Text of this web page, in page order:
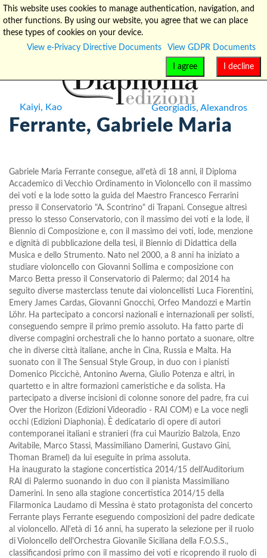
info@diaphonia.net +39-090-8931952
Kaiyi, Kao Georgiadis, Alexandros
Ferrante, Gabriele Maria
Gabriele Maria Ferrante consegue, all'età di 18 anni, il Diploma
Accademico di Vecchio Ordinamento in Violoncello con il massimo
dei voti e la lode sotto la guida del Maestro Francesco Ferrarini
presso il Conservatorio "A. Scontrino" di Trapani. Consegue altresì
presso lo stesso Conservatorio, con il massimo dei voti e la lode, il
Biennio di Composizione e, con il massimo dei voti, lode, menzione
e dignità di pubblicazione della tesi, il Biennio di Didattica della
Musica e dello Strumento. Nato nel 2000, a 8 anni ha iniziato a
studiare violoncello con Giovanni Sollima e composizione con
Marco Betta presso il Conservatorio di Palermo; dal 2014 ha
seguito diverse masterclass tenute dai violoncellisti Luca Fiorentini,
Emery James Cardas, Giovanni Gnocchi, Orfeo Mandozzi e Martin
Löhr. Ha partecipato a concorsi nazionali e internazionali per solisti,
conseguendo sempre il primo premio assoluto. Ha fatto parte di
diverse compagini orchestrali che lo hanno portato a suonare, oltre
che in diverse città italiane, anche in Cina, Russia e Malta. Ha
suonato con il The Sensual Style Group, in duo con i pianisti
Domenico Piccichè, Antonino Averna, Giulio Potenza e altri, in
quartetto e in altre formazioni cameristiche e da solista. Ha
partecipato a diverse incisioni di colonne sonore del padre, fra cui
Over the Horizon (Edizioni Videoradio - RAI COM) e La voce negli
occhi (Edizioni Diaphonia). È dedicatario di opere di autori
contemporanei italiani e stranieri (fra cui Maurizio Balzola, Enzo
Avitabile, Marco Stassi, Massimiliano Damerini, Gustavo Gini,
Thoman Bramel) da lui eseguite in prima assoluta.
Ha inaugurato la stagione concertistica 2014/15 dell'Auditorium
RAI di Palermo suonando in duo con il pianista Massimiliano
Damerini. In seno alla stagione concertistica 2014/15 della
Filarmonica Laudamo di Messina è stato protagonista del concerto
Ferrante plays Ferrante eseguendo composizioni del padre dedicate
al violoncello. All'età di 16 anni, ha superato la selezione per il ruolo
di Violoncello dell'Orchestra Giovanile Siciliana della F.O.S.S.,
classificandosi primo con il massimo dei voti e ricoprendo il ruolo di
This website uses cookies to manage authentication, navigation, and
other functions. By using our website, you agree that we can place
these types of cookies on your device.
View e-Privacy Directive Documents
View GDPR Documents
I decline
I agree